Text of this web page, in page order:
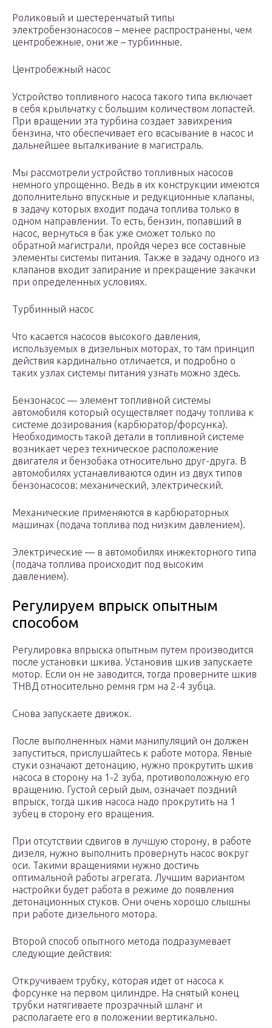
Роликовый и шестеренчатый типы
электробензонасосов – менее распространены, чем
центробежные, они же – турбинные.
Центробежный насос
Устройство топливного насоса такого типа включает
в себя крыльчатку с большим количеством лопастей.
При вращении эта турбина создает завихрения
бензина, что обеспечивает его всасывание в насос и
дальнейшее выталкивание в магистраль.
Мы рассмотрели устройство топливных насосов
немного упрощенно. Ведь в их конструкции имеются
дополнительно впускные и редукционные клапаны,
в задачу которых входит подача топлива только в
одном направлении. То есть, бензин, попавший в
насос, вернуться в бак уже сможет только по
обратной магистрали, пройдя через все составные
элементы системы питания. Также в задачу одного из
клапанов входит запирание и прекращение закачки
при определенных условиях.
Турбинный насос
Что касается насосов высокого давления,
используемых в дизельных моторах, то там принцип
действия кардинально отличается, и подробно о
таких узлах системы питания узнать можно здесь.
Бензонасос — элемент топливной системы
автомобиля который осуществляет подачу топлива к
системе дозирования (карбюратор/форсунка).
Необходимость такой детали в топливной системе
возникает через техническое расположение
двигателя и бензобака относительно друг-друга. В
автомобилях устанавливаются один из двух типов
бензонасосов: механический, электрический.
Механические применяются в карбюраторных
машинах (подача топлива под низким давлением).
Электрические — в автомобилях инжекторного типа
(подача топлива происходит под высоким
давлением).
Регулируем впрыск опытным
способом
Регулировка впрыска опытным путем производится
после установки шкива. Установив шкив запускаете
мотор. Если он не заводится, тогда проверните шкив
ТНВД относительно ремня грм на 2-4 зубца.
Снова запускаете движок.
После выполненных нами манипуляций он должен
запуститься, прислушайтесь к работе мотора. Явные
стуки означают детонацию, нужно прокрутить шкив
насоса в сторону на 1-2 зуба, противоположную его
вращению. Густой серый дым, означает поздний
впрыск, тогда шкив насоса надо прокрутить на 1
зубец в сторону его вращения.
При отсутствии сдвигов в лучшую сторону, в работе
дизеля, нужно выполнить провернуть насос вокруг
оси. Такими вращениями нужно достичь
оптимальной работы агрегата. Лучшим вариантом
настройки будет работа в режиме до появления
детонационных стуков. Они очень хорошо слышны
при работе дизельного мотора.
Второй способ опытного метода подразумевает
следующие действия:
Откручиваем трубку, которая идет от насоса к
форсунке на первом цилиндре. На снятый конец
трубки натягиваете прозрачный шланг и
располагаете его в положении вертикально.